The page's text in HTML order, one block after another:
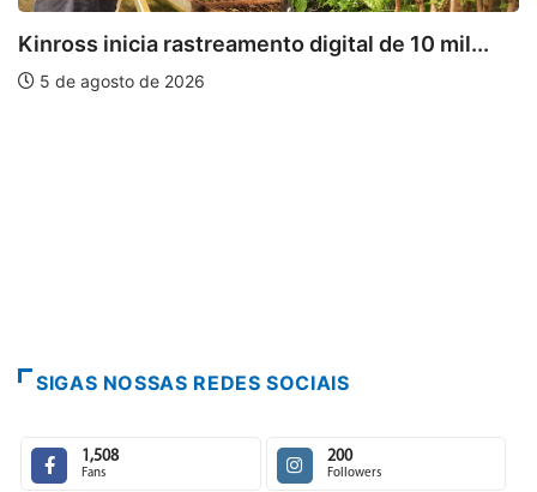
de 10 mil... Mia Couto, Miriam Leitão e
SIGAS NOSSAS REDES SOCIAIS
1,508
Fans
200
Followers